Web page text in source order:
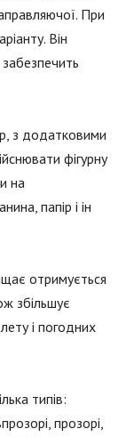
При
Він
з додатковими
фігурну
на
папір і ін
отримується
збільшує
і погодних
типів:
прозорі,